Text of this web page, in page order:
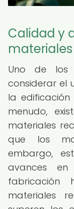
Calidad y
Uno de los
considerar el
la
menudo,
materiales
que los
embargo,
avances
fabricación
materiales